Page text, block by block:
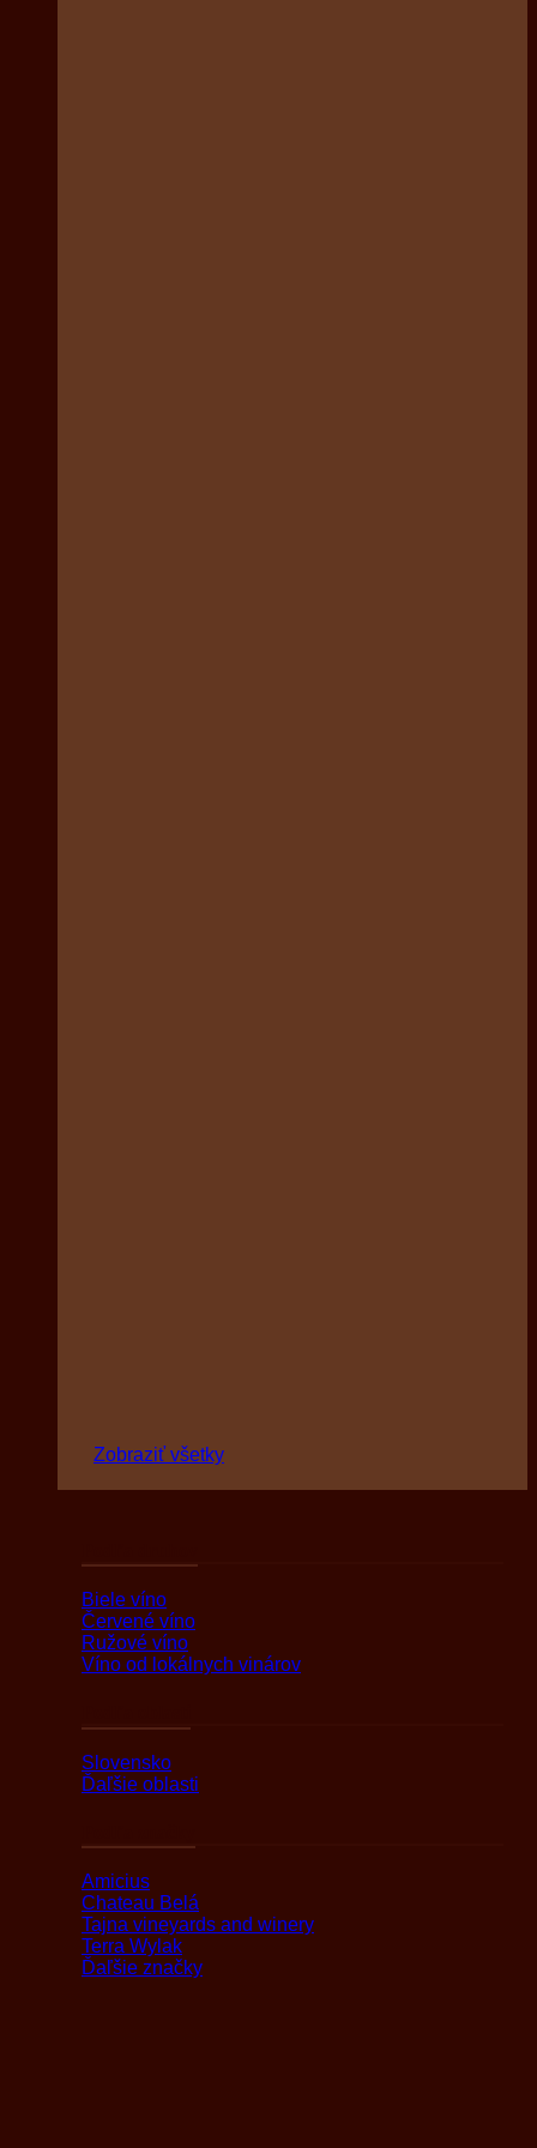
Zobraziť všetky
Biele víno
Červené víno
Ružové víno
Víno od lokálnych vinárov
Slovensko
Ďaľšie oblasti
Amicius
Chateau Belá
Tajna vineyards and winery
Terra Wylak
Ďaľšie značky